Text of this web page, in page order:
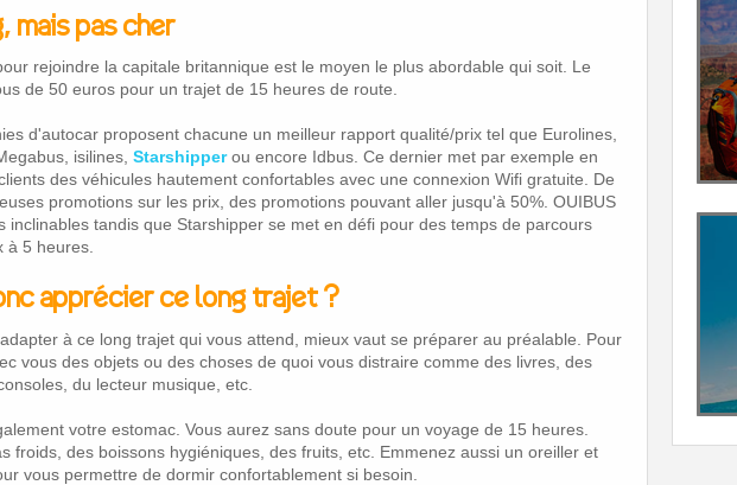
mais pas cher
rejoindre la capitale britannique est le moyen le plus abordable qui soit. Le
de 50 euros pour un trajet de 15 heures de route.
d'autocar proposent chacune un meilleur rapport qualité/prix tel que Eurolines,
isilines, Starshipperou encore Idbus. Ce dernier met par exemple en
des véhicules hautement confortables avec une connexion Wifi gratuite. De
promotions sur les prix, des promotions pouvant aller jusqu'à 50%. OUIBUS
inclinables tandis que Starshipper se met en défi pour des temps de parcours
à 5 heures.
apprécier ce long trajet ?
à ce long trajet qui vous attend, mieux vaut se préparer au préalable. Pour
vous des objets ou des choses de quoi vous distraire comme des livres, des
du lecteur musique, etc.
votre estomac. Vous aurez sans doute pour un voyage de 15 heures.
froids, des boissons hygiéniques, des fruits, etc. Emmenez aussi un oreiller et
vous permettre de dormir confortablement si besoin.